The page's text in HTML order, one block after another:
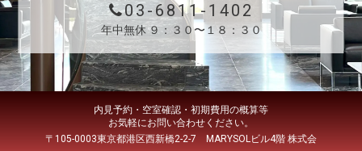
03-6811-1402
年中無休 ９：３０〜１８：３０
内見予約・空室確認・初期費用の概算等
お気軽にお問い合わせください。
〒105-0003東京都港区西新橋2-2-7 MARYSOLビル4階 株式会